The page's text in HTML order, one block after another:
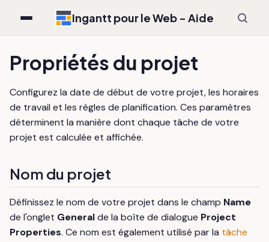
Ingantt pour le Web - Aide
Propriétés du projet
Configurez la date de début de votre projet, les horaires
de travail et les règles de planification. Ces paramètres
déterminent la manière dont chaque tâche de votre
projet est calculée et affichée.
Nom du projet
Définissez le nom de votre projet dans le champ Name
de l'onglet Generalde la boîte de dialogue Project
Properties. Ce nom est également utilisé par la tâche